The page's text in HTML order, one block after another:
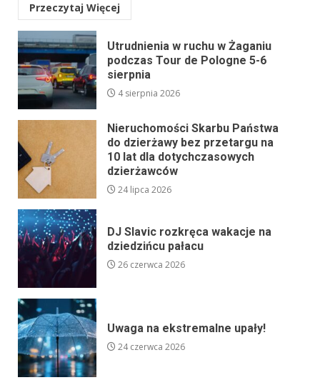
Przeczytaj Więcej
Utrudnienia w ruchu w Żaganiu
podczas Tour de Pologne 5-6
sierpnia
4 sierpnia 2026
Nieruchomości Skarbu Państwa
do dzierżawy bez przetargu na
10 lat dla dotychczasowych
dzierżawców
24 lipca 2026
DJ Slavic rozkręca wakacje na
dziedzińcu pałacu
26 czerwca 2026
Uwaga na ekstremalne upały!
24 czerwca 2026